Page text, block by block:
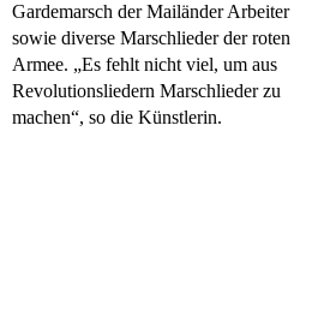
Gardemarsch der Mailänder Arbeiter
sowie diverse Marschlieder der roten
Armee. „Es fehlt nicht viel, um aus
Revolutionsliedern Marschlieder zu
machen“, so die Künstlerin.